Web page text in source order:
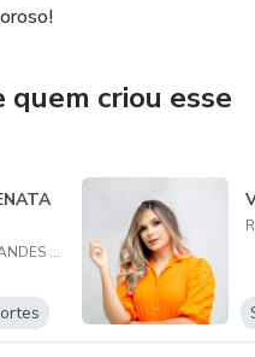
quando necessário.
exceções.
criou esse
RENATA FERNANDES BRASIL